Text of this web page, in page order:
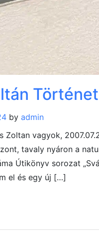
by admin
Zoltan vagyok,
tavaly nyáron a
Útikönyv sorozat
el és egy új […]